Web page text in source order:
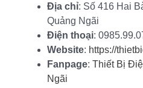
Địa chỉ: Số 416 Hai
Quảng Ngãi
Điện thoại:
Website: https://
Fanpage: Thiết Bị
Ngãi